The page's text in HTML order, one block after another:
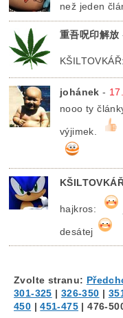
než jeden
重吾呪印解放
KŠILTOVKÁŘ:
johánek -
nooo ty
výjimek.
hajkros:
desátej
Zvolte stranu:
301-325 | 326-350 |
450 |451-475 |476-